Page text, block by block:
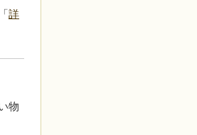
詳
物